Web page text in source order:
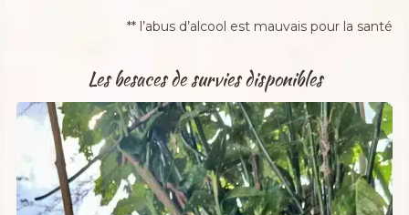
** l’abus d’alcool est mauvais pour la santé
Les besaces de survies disponibles